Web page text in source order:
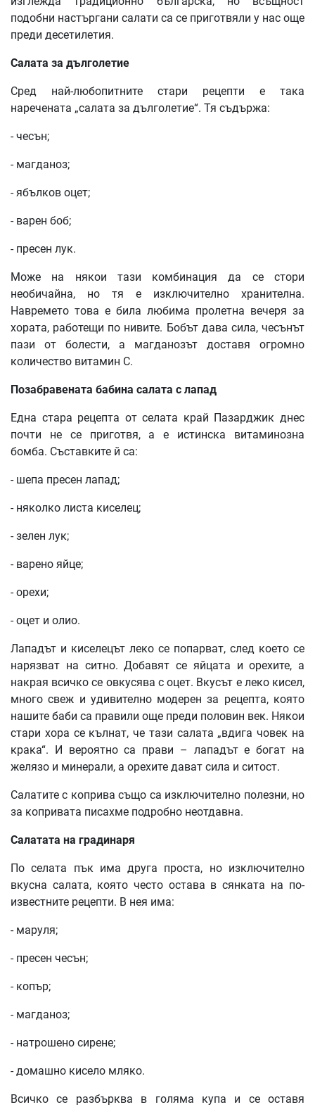
подобни настъргани салати са се приготвяли у нас още
преди десетилетия.
Салата за дълголетие
Сред най-любопитните стари рецепти е така
наречената „салата за дълголетие“. Тя съдържа:
- чесън;
- магданоз;
- ябълков оцет;
- варен боб;
- пресен лук.
Може на някои тази комбинация да се стори
необичайна, но тя е изключително хранителна.
Навремето това е била любима пролетна вечеря за
хората, работещи по нивите. Бобът дава сила, чесънът
пази от болести, а магданозът доставя огромно
количество витамин C.
Позабравената бабина салата с лапад
Една стара рецепта от селата край Пазарджик днес
почти не се приготвя, а е истинска витаминозна
бомба. Съставките й са:
- шепа пресен лапад;
- няколко листа киселец;
- зелен лук;
- варено яйце;
- орехи;
- оцет и олио.
Лападът и киселецът леко се попарват, след което се
нарязват на ситно. Добавят се яйцата и орехите, а
накрая всичко се овкусява с оцет. Вкусът е леко кисел,
много свеж и удивително модерен за рецепта, която
нашите баби са правили още преди половин век. Някои
стари хора се кълнат, че тази салата „вдига човек на
крака“. И вероятно са прави – лападът е богат на
желязо и минерали, а орехите дават сила и ситост.
Салатите с коприва също са изключително полезни, но
за копривата писахме подробно неотдавна.
Салатата на градинаря
По селата пък има друга проста, но изключително
вкусна салата, която често остава в сянката на по-
известните рецепти. В нея има:
- маруля;
- пресен чесън;
- копър;
- магданоз;
- натрошено сирене;
- домашно кисело мляко.
Всичко се разбърква в голяма купа и се оставя